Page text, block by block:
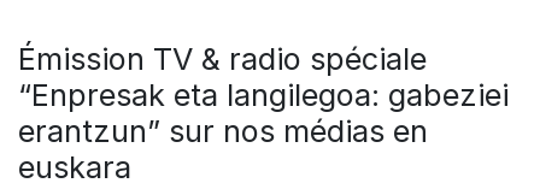
Émission TV & radio spéciale
“Enpresak eta langilegoa: gabeziei
erantzun” sur nos médias en
euskara